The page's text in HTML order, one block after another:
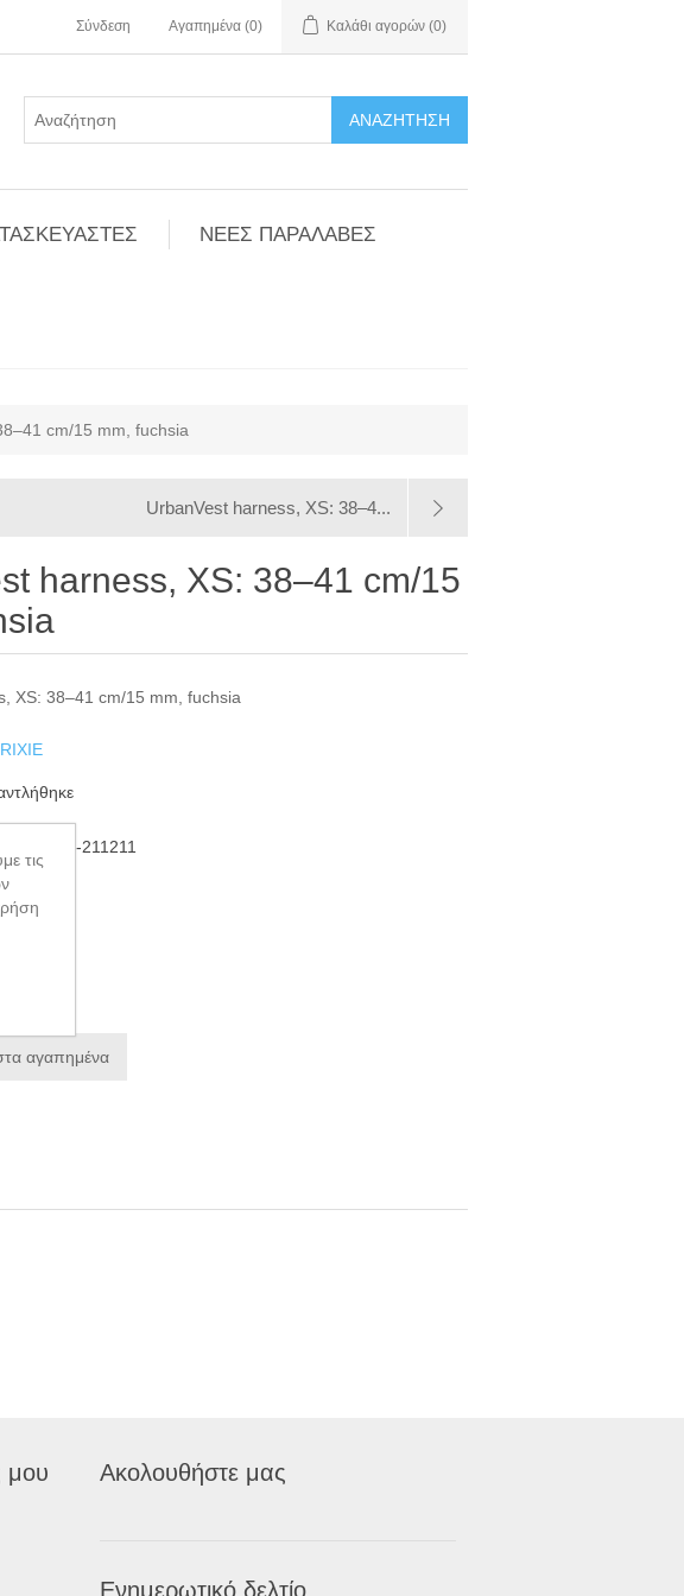
Σύνδεση Αγαπημένα (0) Καλάθι αγορών (0)
ΑΝΑΖΉΤΗΣΗ
ΝΕΕΣ ΠΑΡΑΛΑΒΕΣ
cm/15 mm, fuchsia
UrbanVest harness, XS: 38–4...
harness, XS: 38–41 cm/15
XS: 38–41 cm/15 mm, fuchsia
TRI-211211
αγαπημένα
μου Ακολουθήστε μας
Ενημερωτικό δελτίο
τις